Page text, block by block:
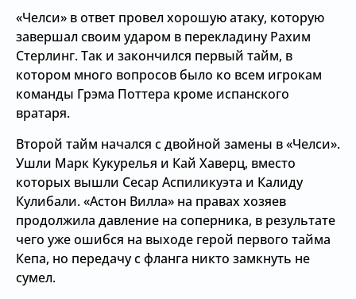
«Челси» в ответ провел хорошую атаку, которую
завершал своим ударом в перекладину Рахим
Стерлинг. Так и закончился первый тайм, в
котором много вопросов было ко всем игрокам
команды Грэма Поттера кроме испанского
вратаря.
Второй тайм начался с двойной замены в «Челси».
Ушли Марк Кукурелья и Кай Хаверц, вместо
которых вышли Сесар Аспиликуэта и Калиду
Кулибали. «Астон Вилла» на правах хозяев
продолжила давление на соперника, в результате
чего уже ошибся на выходе герой первого тайма
Кепа, но передачу с фланга никто замкнуть не
сумел.